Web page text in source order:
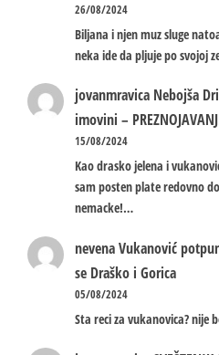
26/08/2024
Biljana i njen muz sluge
neka ide da pljuje po svojoj
jovanmravica Nebojša
imovini –
15/08/2024
Kao drasko jelena i
sam posten plate redovno
nemacke!…
nevenaVukanović
se Draško i Gorica
05/08/2024
Sta reci za vukanovica? nije